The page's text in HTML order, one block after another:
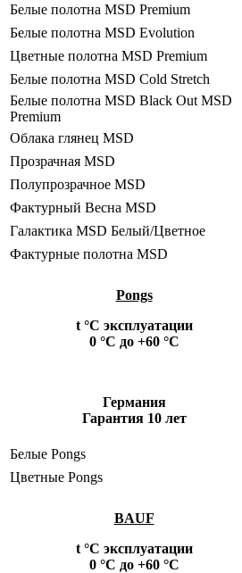
Белые полотна MSD Premium
Белые полотна MSD Evolution
Цветные полотна MSD Premium
Белые полотна MSD Cold Stretch
Белые полотна MSD Black Out MSD
Premium
Облака глянец MSD
Прозрачная MSD
Полупрозрачное MSD
Фактурный Весна MSD
Галактика MSD Белый/Цветное
Фактурные полотна MSD
Pongs
t °С эксплуатации
0 °С до +60 °С
Германия
Гарантия 10 лет
Белые Pongs
Цветные Pongs
BAUF
t °С эксплуатации
0 °С до +60 °С